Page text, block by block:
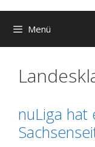
Menü
nuLiga hat